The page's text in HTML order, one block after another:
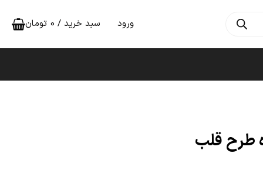
ورود سبد خرید / 0 تومان
طرح قلب